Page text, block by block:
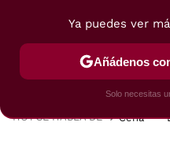
POSTRES VIAJES
HOY SE HABLA DE Cena
Ya puedes ver
Añádenos
Solo necesitas